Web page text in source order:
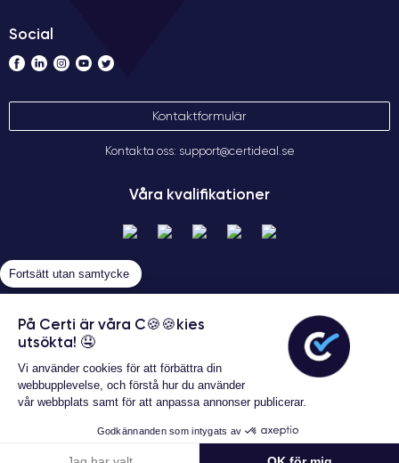
Garanterat 24 månader
5 038 kr Lägg i varukorgen
Social
Kontaktformulär
Kontakta oss: support@certideal.se
Våra kvalifikationer
Allmänna försäljningsvillkor
Certideal © 2026 Alla rättigheter
Fortsätt utan samtycke
På Certi är våra C🍪🍪kies
utsökta! 🤤
Vi använder cookies för att förbättra din
webbupplevelse, och förstå hur du använder
vår webbplats samt för att anpassa annonser publicerar.
Godkännanden som intygats av